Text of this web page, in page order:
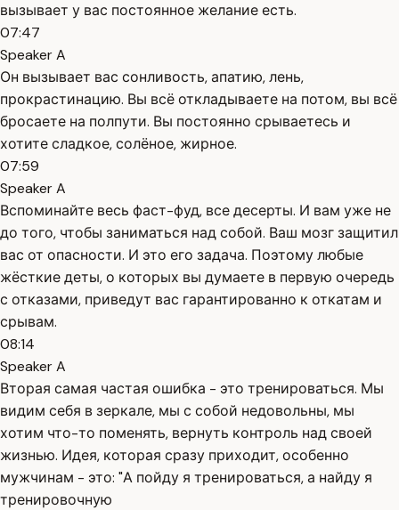
вызывает у вас постоянное желание есть.
07:47
Speaker A
Он вызывает вас сонливость, апатию, лень,
прокрастинацию. Вы всё откладываете на потом, вы всё
бросаете на полпути. Вы постоянно срываетесь и
хотите сладкое, солёное, жирное.
07:59
Speaker A
Вспоминайте весь фаст-фуд, все десерты. И вам уже не
до того, чтобы заниматься над собой. Ваш мозг защитил
вас от опасности. И это его задача. Поэтому любые
жёсткие деты, о которых вы думаете в первую очередь
с отказами, приведут вас гарантированно к откатам и
срывам.
08:14
Speaker A
Вторая самая частая ошибка - это тренироваться. Мы
видим себя в зеркале, мы с собой недовольны, мы
хотим что-то поменять, вернуть контроль над своей
жизнью. Идея, которая сразу приходит, особенно
мужчинам - это: "А пойду я тренироваться, а найду я
тренировочную